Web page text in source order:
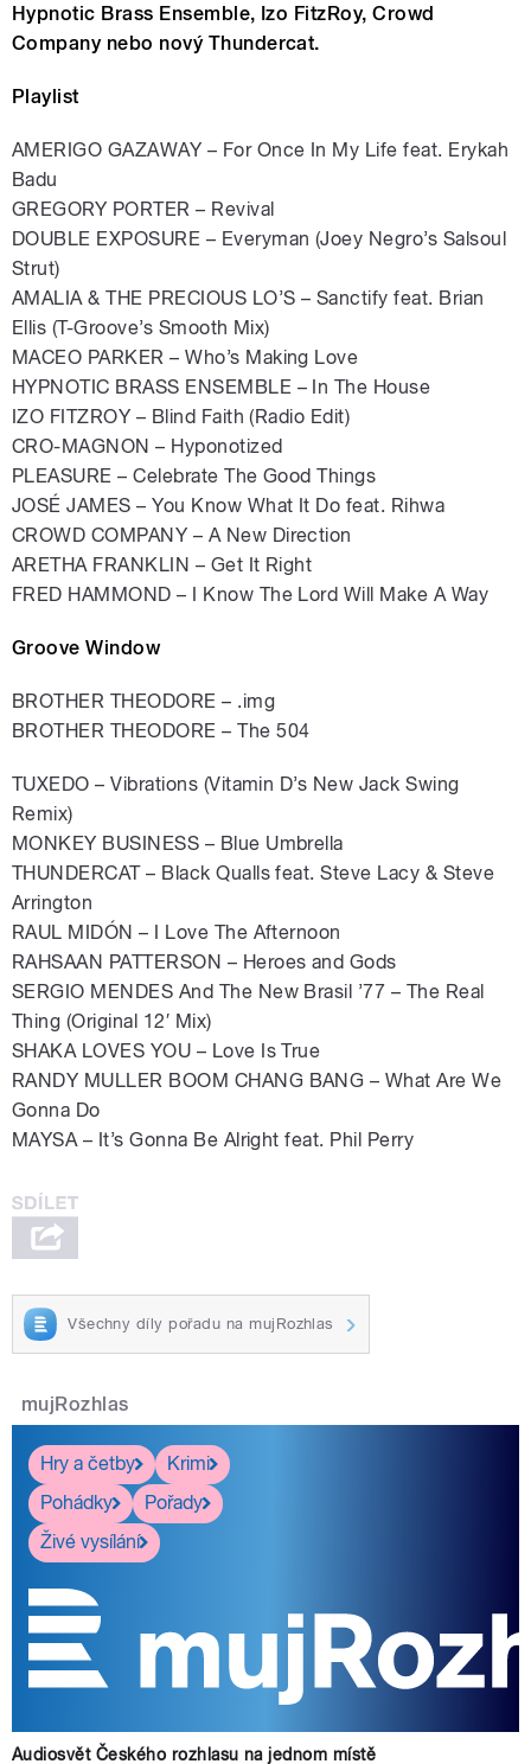
Hypnotic Brass Ensemble, Izo FitzRoy, Crowd
Company nebo nový Thundercat.
Playlist
AMERIGO GAZAWAY – For Once In My Life feat. Erykah
Badu
GREGORY PORTER – Revival
DOUBLE EXPOSURE – Everyman (Joey Negro’s Salsoul
Strut)
AMALIA & THE PRECIOUS LO’S – Sanctify feat. Brian
Ellis (T-Groove’s Smooth Mix)
MACEO PARKER – Who’s Making Love
HYPNOTIC BRASS ENSEMBLE – In The House
IZO FITZROY – Blind Faith (Radio Edit)
CRO-MAGNON – Hyponotized
PLEASURE – Celebrate The Good Things
JOSÉ JAMES – You Know What It Do feat. Rihwa
CROWD COMPANY – A New Direction
ARETHA FRANKLIN – Get It Right
FRED HAMMOND – I Know The Lord Will Make A Way
Groove Window
BROTHER THEODORE – .img
BROTHER THEODORE – The 504
TUXEDO – Vibrations (Vitamin D’s New Jack Swing
Remix)
MONKEY BUSINESS – Blue Umbrella
THUNDERCAT – Black Qualls feat. Steve Lacy & Steve
Arrington
RAUL MIDÓN – I Love The Afternoon
RAHSAAN PATTERSON – Heroes and Gods
SERGIO MENDES And The New Brasil ’77 – The Real
Thing (Original 12′ Mix)
SHAKA LOVES YOU – Love Is True
RANDY MULLER BOOM CHANG BANG – What Are We
Gonna Do
MAYSA – It’s Gonna Be Alright feat. Phil Perry
Všechny díly pořadu na mujRozhlas
mujRozhlas
Hry a četby
Krimi
Pohádky
Pořady
Živé vysílání
Audiosvět Českého rozhlasu na jednom místě